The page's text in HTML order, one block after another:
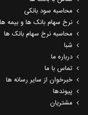
محاسبه سود بانکی
نرخ سهام بانک ها و بیمه ها
محاسبه نرخ سهام بانک ها
شبا
درباره ما
تماس با ما
خبرخوان از سایر رسانه ها
پیوندها
مشتریان